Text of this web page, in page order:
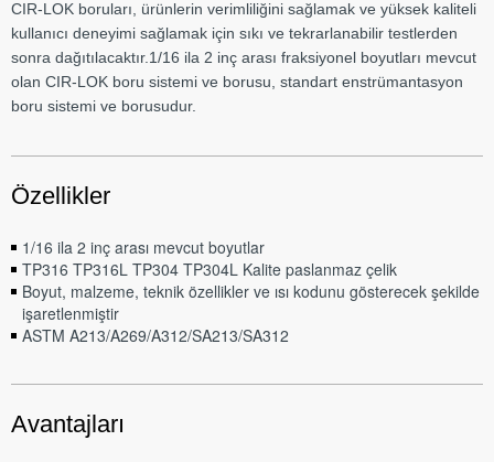
CIR-LOK boruları, ürünlerin verimliliğini sağlamak ve yüksek kaliteli
kullanıcı deneyimi sağlamak için sıkı ve tekrarlanabilir testlerden
sonra dağıtılacaktır.1/16 ila 2 inç arası fraksiyonel boyutları mevcut
olan CIR-LOK boru sistemi ve borusu, standart enstrümantasyon
boru sistemi ve borusudur.
Özellikler
1/16 ila 2 inç arası mevcut boyutlar
TP316 TP316L TP304 TP304L Kalite paslanmaz çelik
Boyut, malzeme, teknik özellikler ve ısı kodunu gösterecek şekilde
işaretlenmiştir
ASTM A213/A269/A312/SA213/SA312
Avantajları